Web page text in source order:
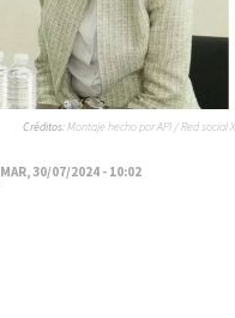
MAR, 30/07/2024 - 10:02
Créditos:Montaje hecho por API / Red social X